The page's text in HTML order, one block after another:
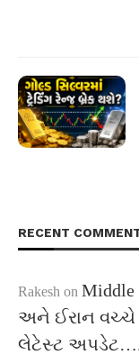
RECENT
Rakesh on
અને ઈરાન વચ્ચે
લેટેસ્ટ